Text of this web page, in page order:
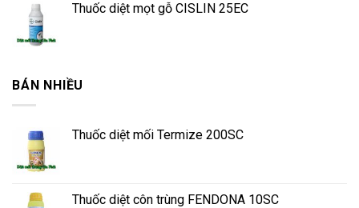
Thuốc diệt mọt gỗ CISLIN 25EC
BÁN NHIỀU
Thuốc diệt mối Termize 200SC
Thuốc diệt côn trùng FENDONA 10SC